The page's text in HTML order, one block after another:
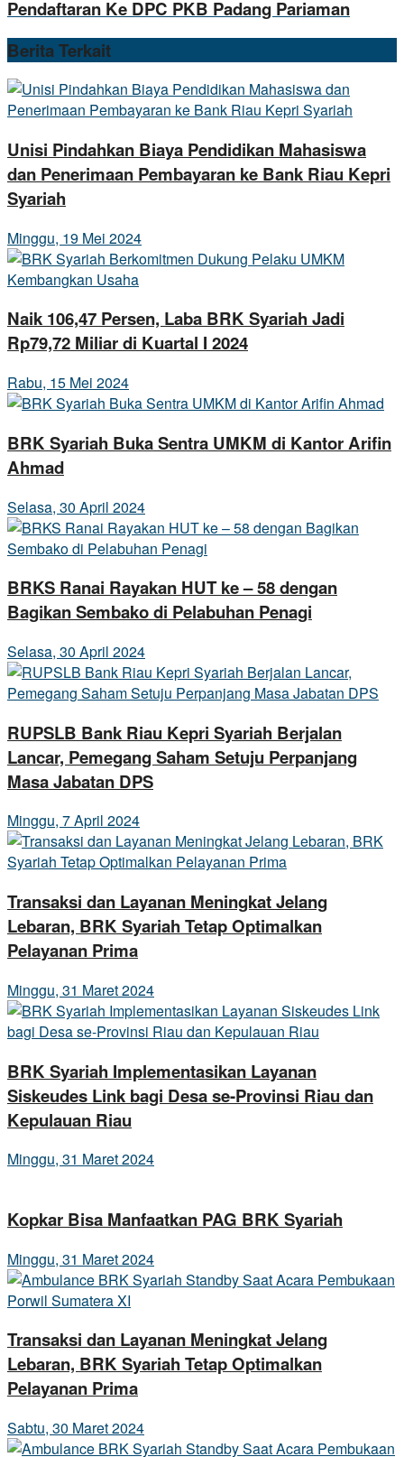
Pendaftaran Ke DPC PKB Padang Pariaman
BeritaTerkait
Unisi Pindahkan Biaya Pendidikan Mahasiswa
dan Penerimaan Pembayaran ke Bank Riau Kepri
Syariah
Minggu, 19 Mei 2024
Naik 106,47 Persen, Laba BRK Syariah Jadi
Rp79,72 Miliar di Kuartal I 2024
Rabu, 15 Mei 2024
BRK Syariah Buka Sentra UMKM di Kantor Arifin
Ahmad
Selasa, 30 April 2024
BRKS Ranai Rayakan HUT ke – 58 dengan
Bagikan Sembako di Pelabuhan Penagi
Selasa, 30 April 2024
RUPSLB Bank Riau Kepri Syariah Berjalan
Lancar, Pemegang Saham Setuju Perpanjang
Masa Jabatan DPS
Minggu, 7 April 2024
Transaksi dan Layanan Meningkat Jelang
Lebaran, BRK Syariah Tetap Optimalkan
Pelayanan Prima
Minggu, 31 Maret 2024
BRK Syariah Implementasikan Layanan
Siskeudes Link bagi Desa se-Provinsi Riau dan
Kepulauan Riau
Minggu, 31 Maret 2024
Kopkar Bisa Manfaatkan PAG BRK Syariah
Minggu, 31 Maret 2024
Transaksi dan Layanan Meningkat Jelang
Lebaran, BRK Syariah Tetap Optimalkan
Pelayanan Prima
Sabtu, 30 Maret 2024